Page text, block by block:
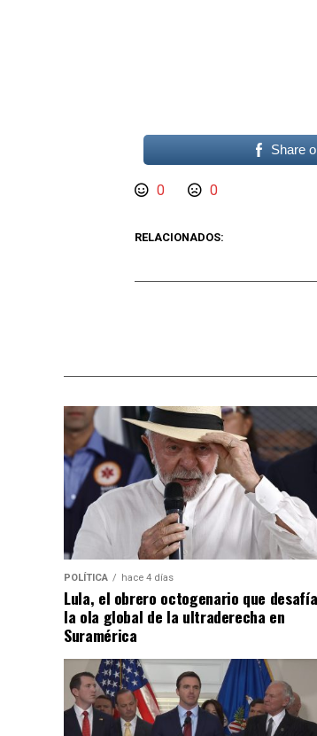
Share
0 0
RELACIONADOS:
POLÍTICA hace 4 días
Lula, el obrero octogenario que desafía
la ola global de la ultraderecha en
Suramérica